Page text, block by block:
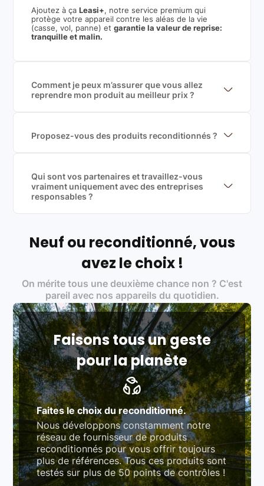
Ajoutez à ça Leasi+, notre service premium qui
protège votre appareil contre les aléas de la vie
(casse, vol, panne) etgarantie la valeur de reprise:
tranquille et malin.
Comment je peux m’assurer que vous allez
reprendre mon produit au meilleur prix ?
garantir le meilleur prix de rachat. De plus, nous
sommes rémunéré à la commission sur la valeur de
Proposez-vous des produits reconditionnés ?
produits officiels de grandes marques et du
reconditionné de haute qualité
Qui sont vos partenaires et travaillez-vous
vraiment uniquement avec des entreprises
responsables ?
Labels environnementaux & qualité de nos partenaires
traitement des déchets électroniques (DEEE)
Produits testés et vérifiés selon des standards
rigoureux (80 à 100 points de contrôle en
fonction des produits)
Respect des normes RAEE, RoHS, et du
référentiel QualiRepar (bonus réparation)
Neuf ou reconditionné, vous
avez le choix !
On mérite tous une deuxième chance non ? C'est
pareil avec nos appareils du quotidien.
Faisons tous un geste
pour la planète
Faites le choix du reconditionné.
Nous développons constamment notre
réseau de fournisseur de produits
reconditionnés pour vous offrir toujours
plus de références. Tous ces produits sont
testés sur plus de 50 points de contrôles !